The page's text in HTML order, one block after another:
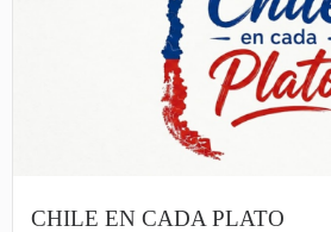
CHILE EN CADA PLATO